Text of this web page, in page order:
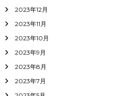
2023年12月
2023年11月
2023年10月
2023年9月
2023年8月
2023年7月